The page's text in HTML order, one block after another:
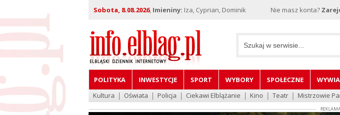
Sobota, 8.08.2026, Imieniny: Iza, Cyprian, Dominik Nie masz konta?
POLITYKA INWESTYCJE SPORT WYBORY SPOŁECZNE
Kultura
Oświata Policja Ciekawi Elblążanie Kino Teatr Mistrzowie